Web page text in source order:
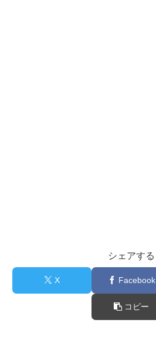
シェアする
X Facebook
コピー